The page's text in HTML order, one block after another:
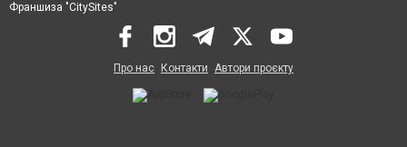
Франшиза "CitySites"
Про нас Контакти Автори проєкту